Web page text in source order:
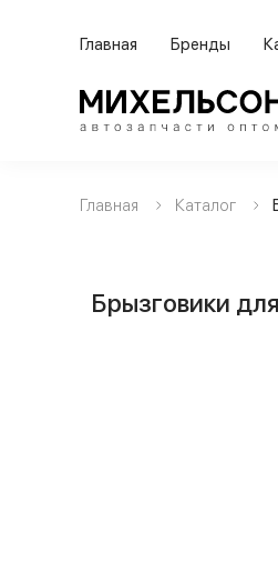
Главная Бренды
Применяемость
Категории автозапчастей
Главная Каталог
Брызговики